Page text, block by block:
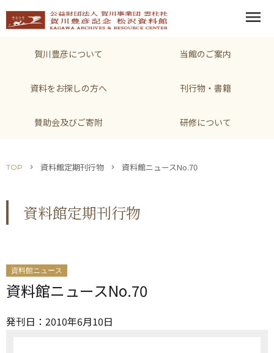
menu
賀川豊彦について 当館のご案内
資料をお探しの方へ 刊行物・書籍
賛助会及びご寄附 研修について
TOP chevron_right 資料館定期刊行物 chevron_right 資料館ニュースNo.70
資料館定期刊行物
資料館ニュース
資料館ニュースNo.70
発刊日： 2010年6月10日